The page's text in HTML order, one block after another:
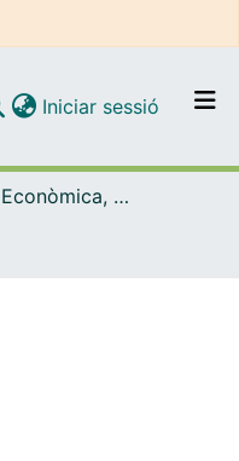
per tot el DD
Iniciar sessió (current)
Matemàtica Econòmica, Financera i Actuarial